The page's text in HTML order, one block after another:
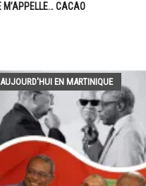
M’APPELLE… CACAO
AUJOURD'HUI EN MARTINIQUE